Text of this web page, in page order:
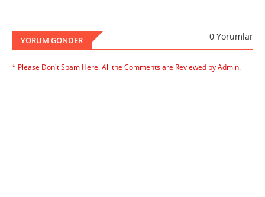
YORUM GÖNDER 0 Yorumlar
* Please Don't Spam Here. All the Comments are Reviewed by Admin.